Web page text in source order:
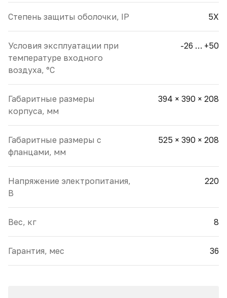
Cтепень защиты оболочки, IP 5X
Условия эксплуатации при
температуре входного
воздуха, °С
-26 … +50
Габаритные размеры
корпуса, мм
394 × 390 × 208
Габаритные размеры с
фланцами, мм
525 × 390 × 208
Напряжение электропитания,
В
220
Вес, кг 8
Гарантия, мес 36